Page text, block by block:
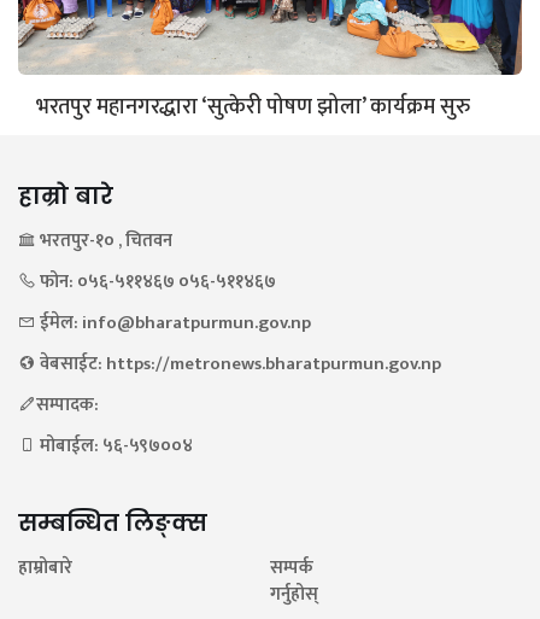
भरतपुर महानगरद्धारा ‘सुत्केरी पोषण झोला’ कार्यक्रम सुरु
हाम्रो बारे
भरतपुर-१० , चितवन
फोन: ०५६-५११४६७ ०५६-५११४६७
ईमेल: info@bharatpurmun.gov.np
वेबसाईट: https://metronews.bharatpurmun.gov.np
सम्पादक:
मोबाईल: ५६-५९७००४
सम्बन्धित लिङ्क्स
हाम्रोबारे
सम्पर्क
गर्नुहोस्